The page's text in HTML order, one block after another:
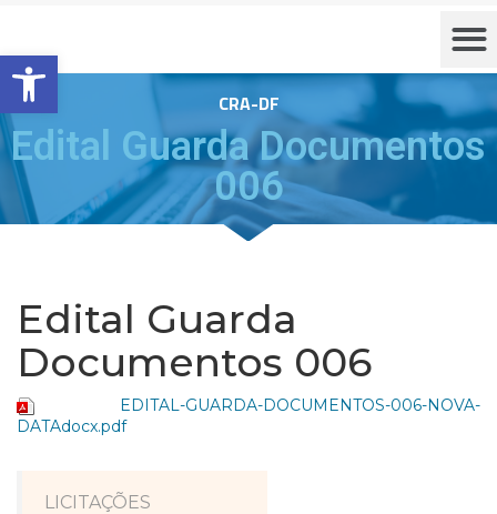
Barra de Ferramentas Aberta
CRA-DF
Edital Guarda Documentos
006
Edital Guarda
Documentos 006
EDITAL-GUARDA-DOCUMENTOS-006-NOVA-
DATAdocx.pdf
LICITAÇÕES